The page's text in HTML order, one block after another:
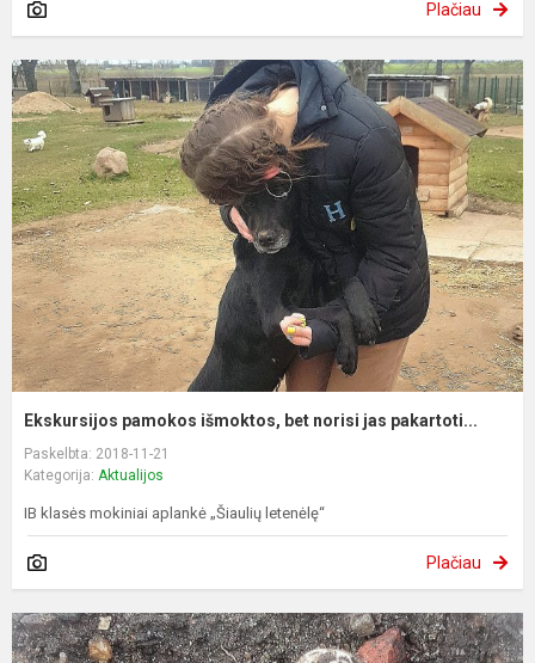
Plačiau
Ekskursijos pamokos išmoktos, bet norisi jas pakartoti...
Paskelbta: 2018-11-21
Kategorija: Aktualijos
IB klasės mokiniai aplankė „Šiaulių letenėlę“
Plačiau